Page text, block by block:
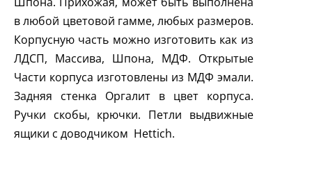
в любой цветовой гамме, любых размеров.
Корпусную часть можно изготовить как из
ЛДСП, Массива, Шпона, МДФ. Открытые
Части корпуса изготовлены из МДФ эмали.
Задняя стенка Оргалит в цвет корпуса.
Ручки скобы, крючки. Петли выдвижные
ящики с доводчиком Hettich.